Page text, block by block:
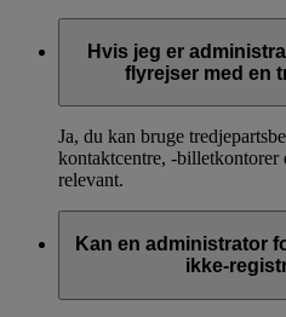
Hvis jeg er
flyrejser med en
Ja, du kan bruge
kontaktcentre, -billetkontorer
relevant.
Kan en administrator
ikke-